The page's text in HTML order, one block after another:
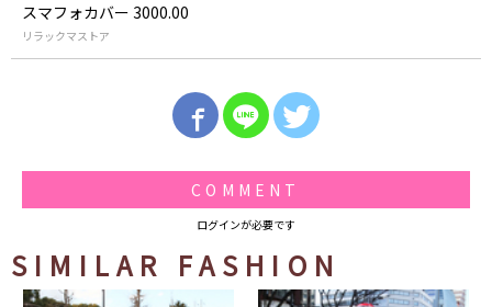
スマフォカバー 3000.00
リラックマストア
COMMENT
ログインが必要です
SIMILAR FASHION